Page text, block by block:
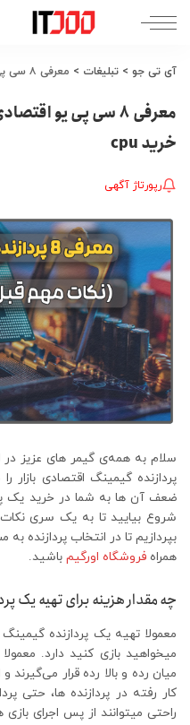
آی تی جو > تبلیغات > معرفی ۸ سی پی یو اقتصادی گیمینگ + نکات مهم قبل از خرید cpu
معرفی ۸ سی پی یو
خرید cpu
رپورتاژ آگهی
سلام به همه‌ی گیمر های عزیز
پردازنده گیمینگ اقتصادی
ضعف آن ها به شما در خرید یک
شروع بیایید تا به یک سری
بپردازیم تا در انتخاب پردازنده
همراه فروشگاه اورگیم باشید.
چه مقدار هزینه برای تهیه یک
معمولا تهیه یک پردازنده
میخواهید بازی کنید دارد.
میان رده و بالا رده قرار
کار رفته در پردازنده ها، حتی
راحتی میتوانند از پس اجرای بازی